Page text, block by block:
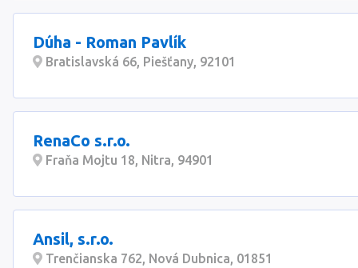
Dúha - Roman Pavlík
Bratislavská 66, Piešťany, 92101
RenaCo s.r.o.
Fraňa Mojtu 18, Nitra, 94901
Ansil, s.r.o.
Trenčianska 762, Nová Dubnica, 01851